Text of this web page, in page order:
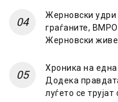
Жерновски удри
граѓаните,
Жерновски
Хроника на
Додека
луѓето се